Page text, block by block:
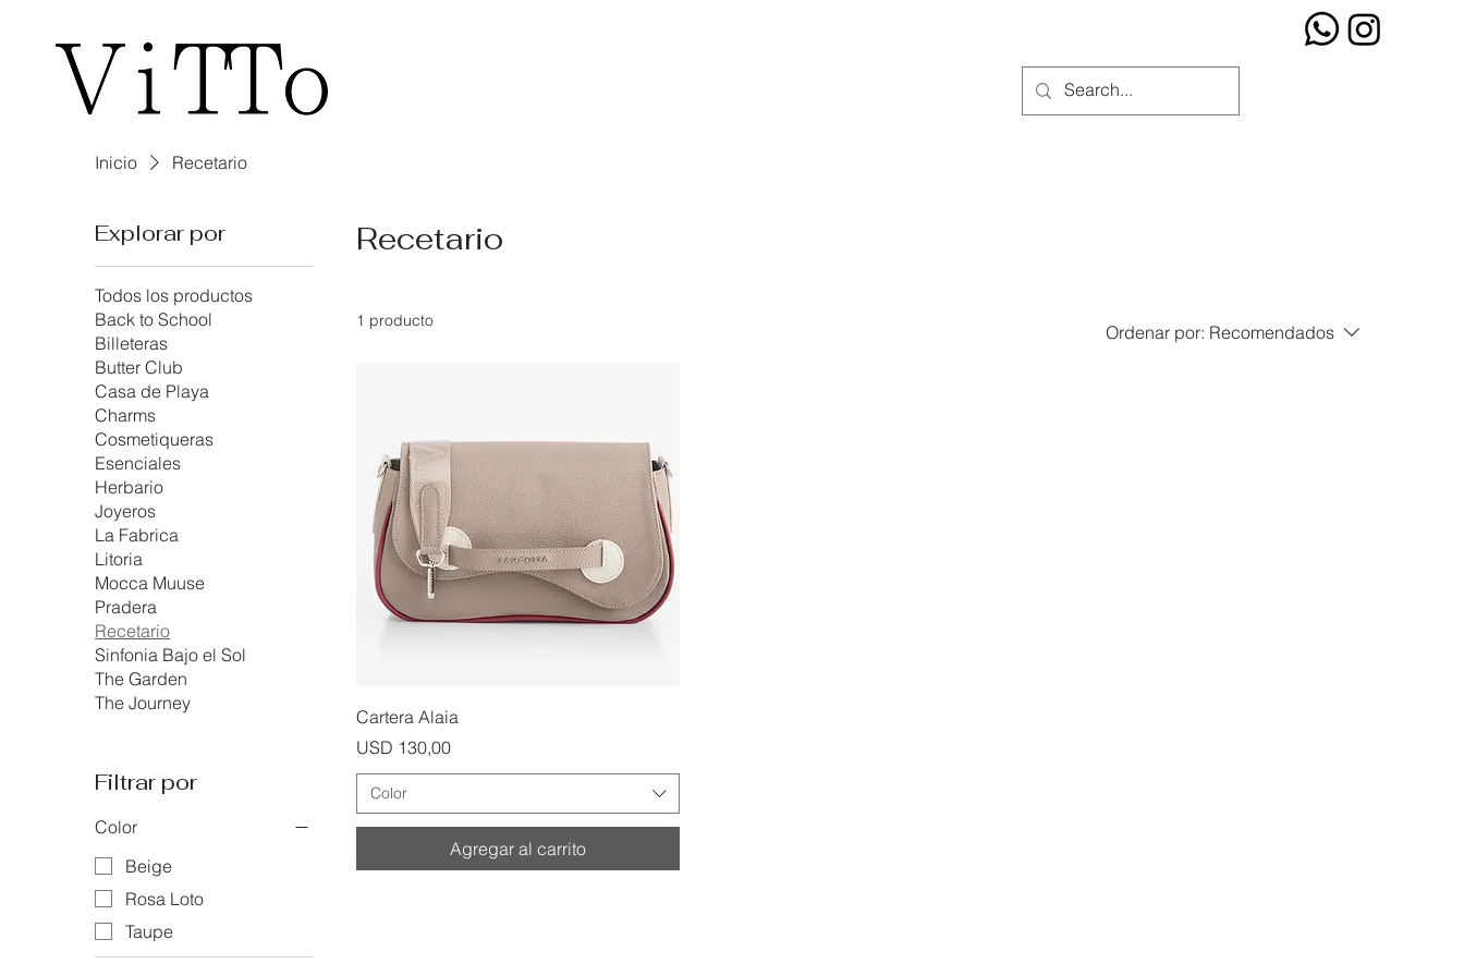
Inicio Recetario
Explorar por
Todos los productos
Back to School
Billeteras
Butter Club
Casa de Playa
Charms
Cosmetiqueras
Esenciales
Herbario
Joyeros
La Fabrica
Litoria
Mocca Muuse
Pradera
Recetario
Sinfonia Bajo el Sol
The Garden
The Journey
Filtrar por
Color
Beige
Rosa Loto
Taupe
Recetario
1 producto
Ordenar por: Recomendados
Cartera Alaia
Precio
USD 130,00
Color
Agregar al carrito